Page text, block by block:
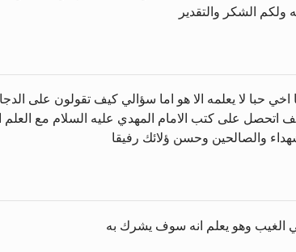
ولكم الشكر والتقدير
اخي حبا لا يعلمه الا هو اما سؤالي كيف تقولون
اتحصل على كتب الامام المهدي عليه السلام مع
والصالحين وحسن ؤلائك رفيقا
الغيب وهو يعلم انه سوف يشرك به